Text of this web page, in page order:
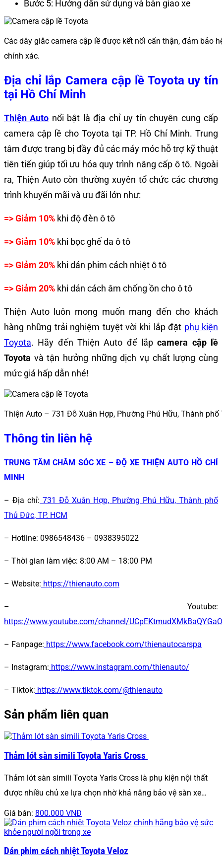
Bước 5: Hướng dẫn sử dụng và bàn giao xe
Các dây giắc camera cập lề được kết nối cẩn thận, đảm bảo
chính xác.
Địa chỉ lắp Camera cập lề Toyota uy tín
tại Hồ Chí Minh
Thiện Auto nổi bật là địa chỉ uy tín chuyên cung cấp
camera cập lề cho Toyota tại TP. Hồ Chí Minh. Trung
tâm được trang bị đầy đủ các máy móc hỗ trợ kỹ thuật
tiên tiến giúp tối ưu hóa quy trình nâng cấp ô tô. Ngoài
ra, Thiện Auto còn thường xuyên tổ chức các chương
trình khuyến mãi và ưu đãi lớn như:
=> Giảm 10% khi độ đèn ô tô
=> Giảm 10% khi bọc ghế da ô tô
=> Giảm 20% khi dán phim cách nhiệt ô tô
=> Giảm 20% khi dán cách âm chống ồn cho ô tô
Thiện Auto luôn mong muốn mang đến cho khách
hàng những trải nghiệm tuyệt vời khi lắp đặt phụ kiện
Toyota. Hãy đến Thiện Auto để lắp camera cập lề
Toyota và tận hưởng những dịch vụ chất lượng cùng
mức giá hấp dẫn nhé!
Thiện Auto – 731 Đỗ Xuân Hợp, Phường Phú Hữu, Thành phố
Thông tin liên hệ
TRUNG TÂM CHĂM SÓC XE – ĐỘ XE THIỆN AUTO HỒ CHÍ
MINH
– Địa chỉ: 731 Đỗ Xuân Hợp, Phường Phú Hữu, Thành phố
Thủ Đức, TP. HCM
– Hotline: 0986548436 – 0938395022
– Thời gian làm việc: 8:00 AM – 18:00 PM
– Website: https://thienauto.com
– Youtube:
https://www.youtube.com/channel/
– Fanpage: https://www.facebook.com/thienautocarspa
– Instagram: https://www.instagram.com/thienauto/
– Tiktok: https://www.tiktok.com/@thienauto
Sản phẩm liên quan
Thảm lót sàn simili Toyota Yaris Cross
Thảm lót sàn simili Toyota Yaris Cross là phụ kiện nội thất
được nhiều chủ xe lựa chọn nhờ khả năng bảo vệ sàn xe…
Giá bán: 800.000 VNĐ
Dán phim cách nhiệt Toyota Veloz